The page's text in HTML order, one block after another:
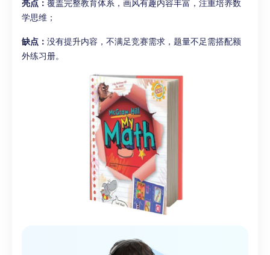
亮点： 覆盖完整教育体系，画风有趣内容丰富，注重培养数
学思维；
缺点： 没有提升内容，不满足竞赛需求，题量不足需搭配额
外练习册。